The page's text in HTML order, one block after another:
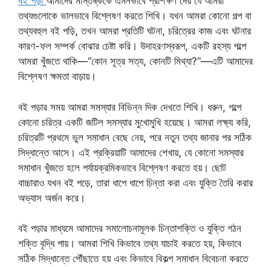
তথ্যগুলোকে ভালভাবে বিশ্লেষণ করতে শিখি। যখন আমরা কোনো গল্প বা
তথ্যবহুল বই পড়ি, তখন আমরা প্রতিটি ঘটনা, চরিত্রের কাজ এবং ঘটনার
কারণ-ফল সম্পর্ক বোঝার চেষ্টা করি। উদাহরণস্বরূপ, একটি রহস্য গল্পে
আমরা খুঁজতে থাকি—“কোন সূত্র সত্য, কোনটি মিথ্যা?”—এটি আমাদের
বিশ্লেষণ ক্ষমতা বাড়ায়।
বই পড়ার সময় আমরা সমস্যার বিভিন্ন দিক দেখতে শিখি। ধরুন, গল্পে
কোনো চরিত্র একটি জটিল সমস্যার মুখোমুখি হয়েছে। আমরা লক্ষ্য করি,
চরিত্রটি প্রথমে ভুল সমাধান বেছে নেয়, পরে নতুন তথ্য জানার পর সঠিক
সিদ্ধান্তে আসে। এই প্রক্রিয়াটি আমাদের শেখায়, যে কোনো সমস্যার
সমাধান খুঁজতে হলে পর্যায়ক্রমিকভাবে বিশ্লেষণ করতে হয়। ছোট
বাচ্চারাও যখন বই পড়ে, তারা ধাপে ধাপে চিন্তা করা এবং যুক্তি তৈরি করার
অভ্যাস অর্জন করে।
বই পড়ার মাধ্যমে আমাদের সমালোচনামূলক চিন্তাশক্তি ও যুক্তি গঠন
শক্তি বৃদ্ধি পায়। আমরা শিখি কিভাবে তথ্য যাচাই করতে হয়, কিভাবে
সঠিক সিদ্ধান্তে পৌঁছাতে হয় এবং কিভাবে বিকল্প সমাধান বিবেচনা করতে